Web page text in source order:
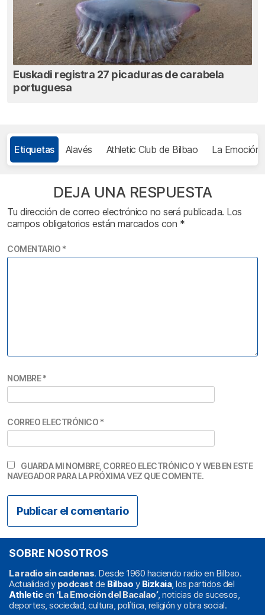
Euskadi registra 27 picaduras de carabela
portuguesa
Etiquetas Alavés Athletic Club de Bilbao La Emoción
DEJA UNA RESPUESTA
Tu dirección de correo electrónico no será publicada. Los
campos obligatorios están marcados con *
COMENTARIO *
NOMBRE*
CORREO ELECTRÓNICO *
GUARDA MI NOMBRE, CORREO ELECTRÓNICO Y WEB EN ESTE
NAVEGADOR PARA LA PRÓXIMA VEZ QUE COMENTE.
SOBRE NOSOTROS
La radio sin cadenas. Desde 1960 haciendo radio en Bilbao.
Actualidad y podcast de Bilbao y Bizkaia, los partidos del
Athleticen ‘La Emoción del Bacalao’, noticias de sucesos,
deportes, sociedad, cultura, política, religión y obra social.